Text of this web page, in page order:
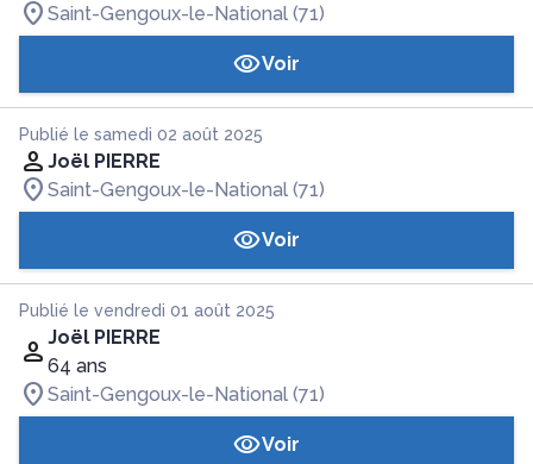
Saint-Gengoux-le-National (71)
Voir
Publié le samedi 02 août 2025
Joël PIERRE
Saint-Gengoux-le-National (71)
Voir
Publié le vendredi 01 août 2025
Joël PIERRE
64 ans
Saint-Gengoux-le-National (71)
Voir